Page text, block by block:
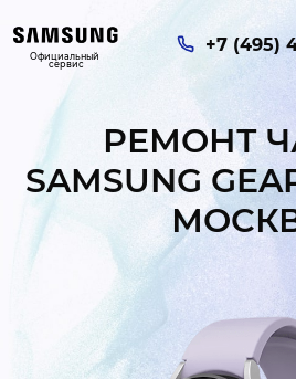
Официальный
сервис
+7 (495)
РЕМОНТ
SAMSUNG